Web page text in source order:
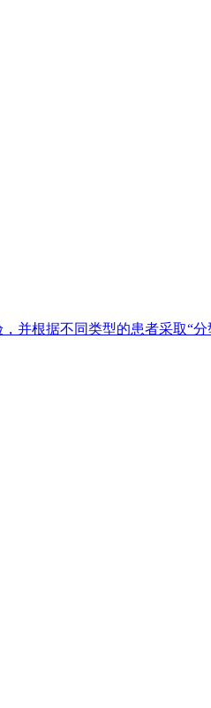
并根据不同类型的患者采取“